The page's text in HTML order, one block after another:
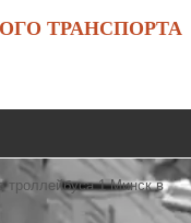
ТРАНСПОРТА
троллейбуса 1 Минск в